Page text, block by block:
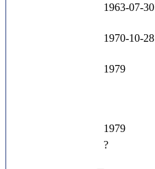
1963-07-30
1970-10-28
1979
1979
?